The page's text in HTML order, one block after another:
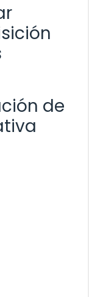
de